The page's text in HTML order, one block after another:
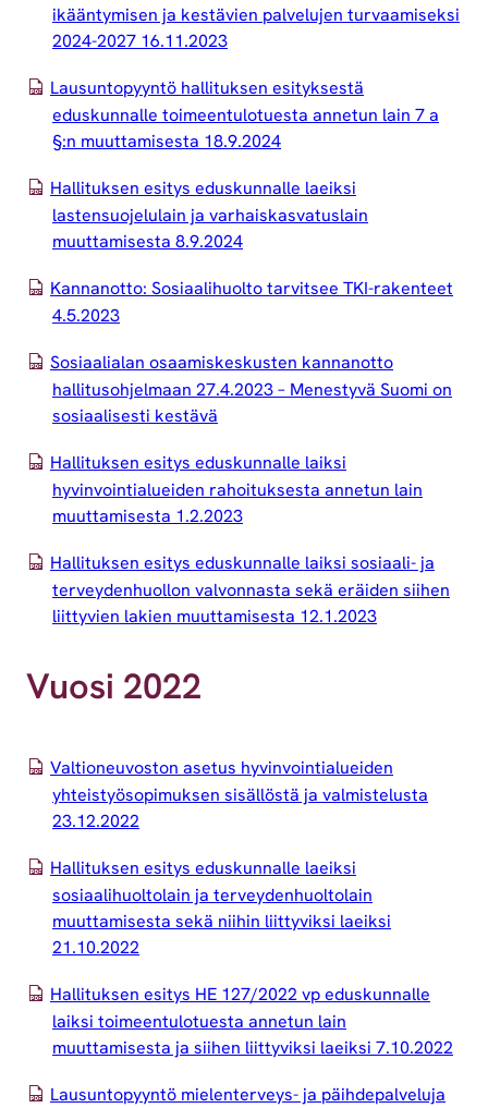
ikääntymisen ja kestävien palvelujen turvaamiseksi
2024-2027 16.11.2023
Lausuntopyyntö hallituksen esityksestä
eduskunnalle toimeentulotuesta annetun lain 7 a
§:n muuttamisesta 18.9.2024
Hallituksen esitys eduskunnalle laeiksi
lastensuojelulain ja varhaiskasvatuslain
muuttamisesta 8.9.2024
Kannanotto: Sosiaalihuolto tarvitsee TKI-rakenteet
4.5.2023
Sosiaalialan osaamiskeskusten kannanotto
hallitusohjelmaan 27.4.2023 – Menestyvä Suomi on
sosiaalisesti kestävä
Hallituksen esitys eduskunnalle laiksi
hyvinvointialueiden rahoituksesta annetun lain
muuttamisesta 1.2.2023
Hallituksen esitys eduskunnalle laiksi sosiaali- ja
terveydenhuollon valvonnasta sekä eräiden siihen
liittyvien lakien muuttamisesta 12.1.2023
Vuosi 2022
Valtioneuvoston asetus hyvinvointialueiden
yhteistyösopimuksen sisällöstä ja valmistelusta
23.12.2022
Hallituksen esitys eduskunnalle laeiksi
sosiaalihuoltolain ja terveydenhuoltolain
muuttamisesta sekä niihin liittyviksi laeiksi
21.10.2022
Hallituksen esitys HE 127/2022 vp eduskunnalle
laiksi toimeentulotuesta annetun lain
muuttamisesta ja siihen liittyviksi laeiksi 7.10.2022
Lausuntopyyntö mielenterveys- ja päihdepalveluja